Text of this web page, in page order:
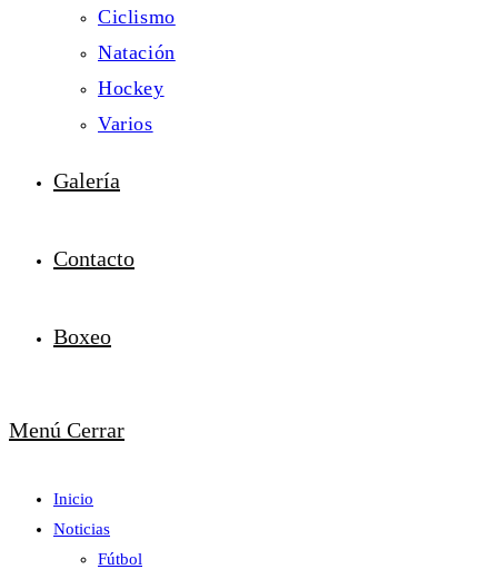
Ciclismo
Natación
Hockey
Varios
Galería
Contacto
Boxeo
Menú Cerrar
Inicio
Noticias
Fútbol